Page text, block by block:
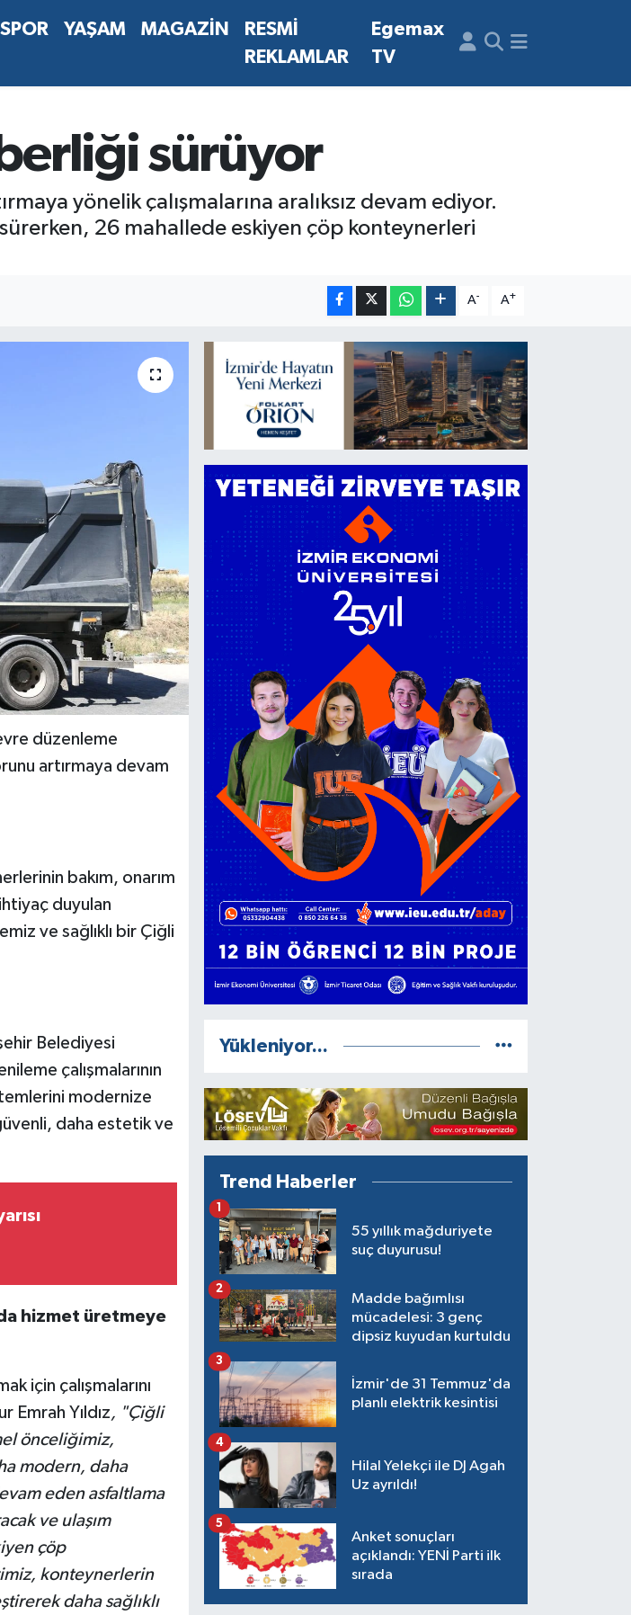
SPOR YAŞAM MAGAZİN
RESMİ
REKLAMLAR
Egemax
TV
sürüyor
yönelik çalışmalarına aralıksız devam ediyor.
26 mahallede eskiyen çöp konteynerleri
A- A+
düzenleme
artırmaya devam
bakım, onarım
duyulan
ve sağlıklı bir Çiğli
Belediyesi
çalışmalarının
modernize
daha estetik ve
hizmet üretmeye
için çalışmalarını
Emrah Yıldız, "Çiğli
önceliğimiz,
modern, daha
eden asfaltlama
ve ulaşım
çöp
konteynerlerin
daha sağlıklı
Yükleniyor...
Trend Haberler
55 yıllık mağduriyete
suç duyurusu!
1
Madde bağımlısı
mücadelesi: 3 genç
dipsiz kuyudan kurtuldu
2
İzmir'de 31 Temmuz'da
planlı elektrik kesintisi
3
Hilal Yelekçi ile DJ Agah
Uz ayrıldı!
4
Anket sonuçları
açıklandı: YENİ Parti ilk
sırada
5